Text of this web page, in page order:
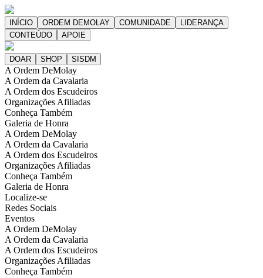
A Ordem DeMolay
A Ordem da Cavalaria
A Ordem dos Escudeiros
Organizações Afiliadas
Conheça Também
Galeria de Honra
A Ordem DeMolay
A Ordem da Cavalaria
A Ordem dos Escudeiros
Organizações Afiliadas
Conheça Também
Galeria de Honra
Localize-se
Redes Sociais
Eventos
A Ordem DeMolay
A Ordem da Cavalaria
A Ordem dos Escudeiros
Organizações Afiliadas
Conheça Também